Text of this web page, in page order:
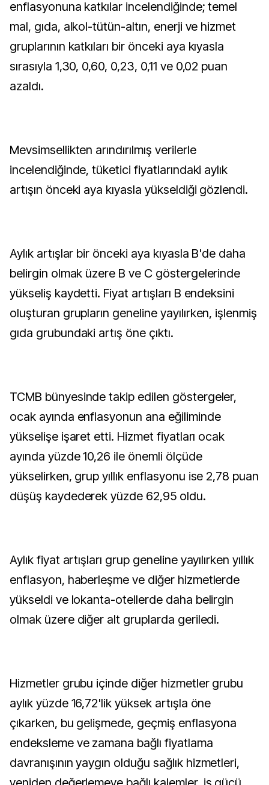
enflasyonuna katkılar incelendiğinde; temel
mal, gıda, alkol-tütün-altın, enerji ve hizmet
gruplarının katkıları bir önceki aya kıyasla
sırasıyla 1,30, 0,60, 0,23, 0,11 ve 0,02 puan
azaldı.
Mevsimsellikten arındırılmış verilerle
incelendiğinde, tüketici fiyatlarındaki aylık
artışın önceki aya kıyasla yükseldiği gözlendi.
Aylık artışlar bir önceki aya kıyasla B'de daha
belirgin olmak üzere B ve C göstergelerinde
yükseliş kaydetti. Fiyat artışları B endeksini
oluşturan grupların geneline yayılırken, işlenmiş
gıda grubundaki artış öne çıktı.
TCMB bünyesinde takip edilen göstergeler,
ocak ayında enflasyonun ana eğiliminde
yükselişe işaret etti. Hizmet fiyatları ocak
ayında yüzde 10,26 ile önemli ölçüde
yükselirken, grup yıllık enflasyonu ise 2,78 puan
düşüş kaydederek yüzde 62,95 oldu.
Aylık fiyat artışları grup geneline yayılırken yıllık
enflasyon, haberleşme ve diğer hizmetlerde
yükseldi ve lokanta-otellerde daha belirgin
olmak üzere diğer alt gruplarda geriledi.
Hizmetler grubu içinde diğer hizmetler grubu
aylık yüzde 16,72'lik yüksek artışla öne
çıkarken, bu gelişmede, geçmiş enflasyona
endeksleme ve zamana bağlı fiyatlama
davranışının yaygın olduğu sağlık hizmetleri,